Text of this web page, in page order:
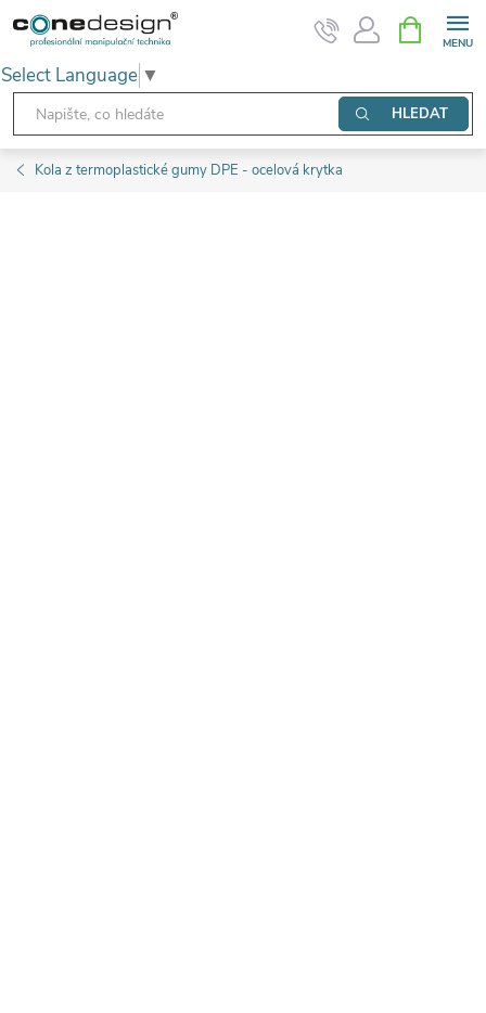
Přejít
obsah
Select Language ▼
HLEDAT
NÁKUPNÍ
KOŠÍK
Kola z termoplastické gumy DPE - ocelová krytka